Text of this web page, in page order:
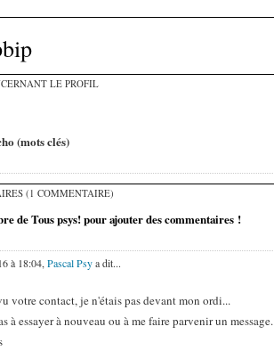
LE PROFIL
(mots clés)
(1 COMMENTAIRE)
de Tous psys! pour ajouter des commentaires !
à 18:04, Pascal Psya dit...
votre contact, je n'étais pas devant mon ordi...
à essayer à nouveau ou à me faire parvenir un message.